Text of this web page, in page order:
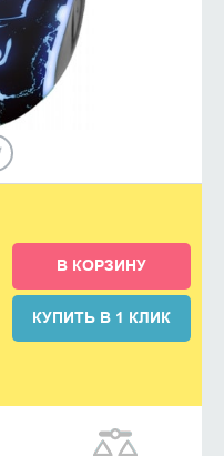
В КОРЗИНУ
КУПИТЬ В 1 КЛИК